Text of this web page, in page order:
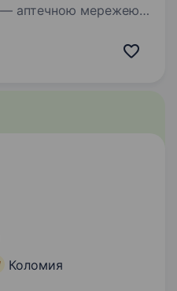
аптечною мережею
мережа аптек
Коломия